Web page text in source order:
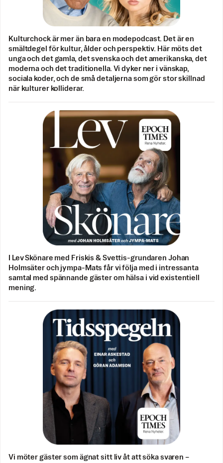
Kulturchock är mer än bara en modepodcast. Det är en
smältdegel för kultur, ålder och perspektiv. Här möts det
unga och det gamla, det svenska och det amerikanska, det
moderna och det traditionella. Vi dyker ner i vänskap,
sociala koder, och de små detaljerna som gör stor skillnad
när kulturer kolliderar.
I Lev Skönare med Friskis & Svettis-grundaren Johan
Holmsäter och jympa-Mats får vi följa med i intressanta
samtal med spännande gäster om hälsa i vid existentiell
mening.
Vi möter gäster som ägnat sitt liv åt att söka svaren –